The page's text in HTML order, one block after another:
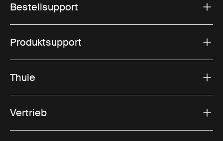
Bestellsupport
Produktsupport
Thule
Vertrieb